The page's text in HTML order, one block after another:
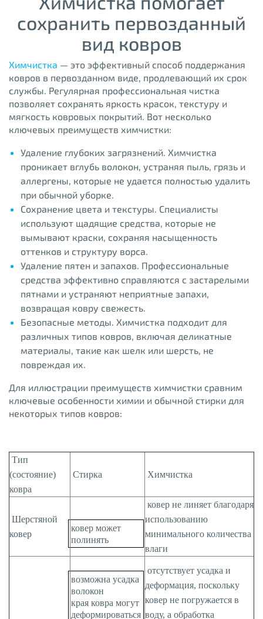
сохранить первозданный
вид ковров
Химчистка — это эффективный способ поддержания
ковров в первозданном виде, продлевающий их срок
службы. Регулярная профессиональная чистка
позволяет сохранять яркость красок, текстуру и
мягкость ковровых покрытий. Вот несколько
ключевых преимуществ химчистки:
Удаление глубоких загрязнений. Химчистка
проникает вглубь волокон, устраняя пыль, грязь и
аллергены, которые не удается полностью удалить
при обычной уборке.
Сохранение цвета и текстуры. Специалисты
используют щадящие средства, которые не
вымывают краски, сохраняя насыщенность
оттенков и структуру ворса.
Удаление пятен и запахов. Профессиональные
средства эффективно справляются с застарелыми
пятнами и устраняют неприятные запахи,
возвращая ковру свежесть.
Безопасные методы. Химчистка подходит для
различных типов ковров, включая деликатные
материалы, такие как шелк или шерсть, не
повреждая их.
Для иллюстрации преимуществ химчистки сравним
ключевые особенности химии и обычной стирки для
некоторых типов ковров:
Тип
(состояние)
ковра
Стирка Химчистка
Шерстяной
ковер
ковер может
полинять
ковер не линяет благодаря
использованию
минимального количества
влаги
возможна усадка
волокон
края ковра могут
деформироваться
отсутствует усадка и
деформация, поскольку
ковер не погружается в
воду, а обработка